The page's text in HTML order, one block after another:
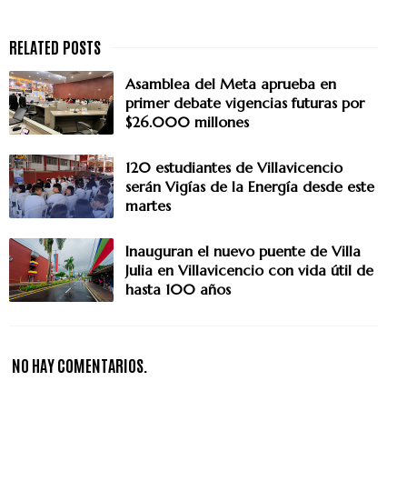
Asamblea del Meta aprueba en
primer debate vigencias futuras por
$26.000 millones
120 estudiantes de Villavicencio
serán Vigías de la Energía desde este
martes
Inauguran el nuevo puente de Villa
Julia en Villavicencio con vida útil de
hasta 100 años
NO HAY COMENTARIOS.